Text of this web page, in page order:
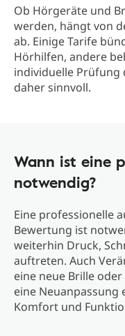
Ob Hörgeräte und
werden, hängt von
ab. Einige Tarife
Hörhilfen, andere
individuelle Prüfung
daher sinnvoll.
Wann ist eine
notwendig?
Eine professionelle
Bewertung ist
weiterhin Druck,
auftreten. Auch
eine neue Brille
eine
Komfort und